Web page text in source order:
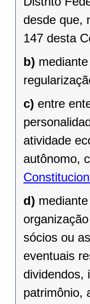
desde que,
147 desta
b)
c) entre
atividade
autônomo,
d)
sócios ou
eventuais
dividendos,
patrimônio,